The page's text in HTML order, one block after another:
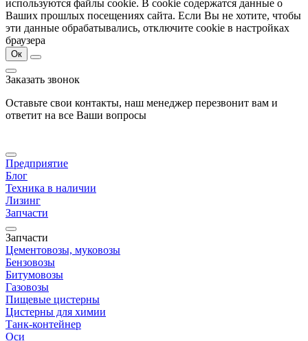
используются файлы cookie. В cookie содержатся данные о
Ваших прошлых посещениях сайта. Если Вы не хотите, чтобы
эти данные обрабатывались, отключите cookie в настройках
браузера
Ок
Заказать звонок
Оставьте свои контакты, наш менеджер перезвонит вам и
ответит на все Ваши вопросы
Предприятие
Блог
Техника в наличии
Лизинг
Запчасти
Запчасти
Цементовозы, муковозы
Бензовозы
Битумовозы
Газовозы
Пищевые цистерны
Цистерны для химии
Танк-контейнер
Оси